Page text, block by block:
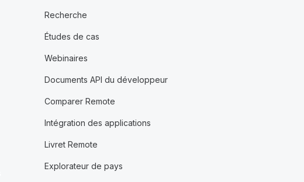
Recherche
Études de cas
Webinaires
Documents API du développeur
Comparer Remote
Intégration des applications
Livret Remote
Explorateur de pays